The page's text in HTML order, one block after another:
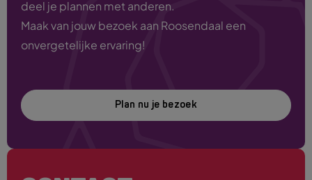
deel je plannen met anderen.
Maak van jouw bezoek aan Roosendaal een
onvergetelijke ervaring!
Plan nu je bezoek